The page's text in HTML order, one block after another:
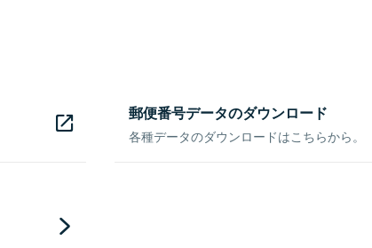
郵便番号データのダウンロード
各種データのダウンロードはこちらから。